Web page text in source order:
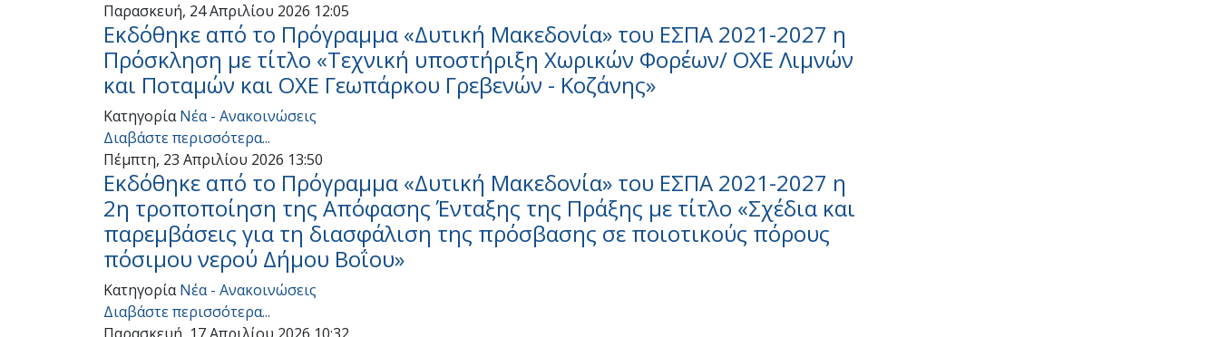
Παρασκευή, 24 Απριλίου 2026 12:05
Εκδόθηκε από το Πρόγραμμα «Δυτική Μακεδονία» του ΕΣΠΑ 2021-2027 η
Πρόσκληση με τίτλο «Τεχνική υποστήριξη Χωρικών Φορέων/ ΟΧΕ Λιμνών
και Ποταμών και ΟΧΕ Γεωπάρκου Γρεβενών - Κοζάνης»
Κατηγορία Νέα - Ανακοινώσεις
Διαβάστε περισσότερα...
Πέμπτη, 23 Απριλίου 2026 13:50
Εκδόθηκε από το Πρόγραμμα «Δυτική Μακεδονία» του ΕΣΠΑ 2021-2027 η
2η τροποποίηση της Απόφασης Ένταξης της Πράξης με τίτλο «Σχέδια και
παρεμβάσεις για τη διασφάλιση της πρόσβασης σε ποιοτικούς πόρους
πόσιμου νερού Δήμου Βοΐου»
Κατηγορία Νέα - Ανακοινώσεις
Διαβάστε περισσότερα...